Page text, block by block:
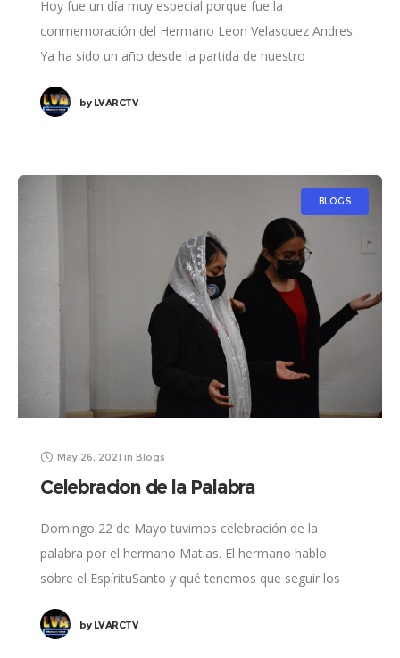
Hoy fue un día muy especial porque fue la
conmemoración del Hermano Leon Velasquez Andres.
Ya ha sido un año desde la partida de nuestro
byLVARCTV
BLOGS
May 26, 2021 in Blogs
Celebracion de la Palabra
Domingo 22 de Mayo tuvimos celebración de la
palabra por el hermano Matias. El hermano hablo
sobre el EspírituSanto y qué tenemos que seguir los
byLVARCTV